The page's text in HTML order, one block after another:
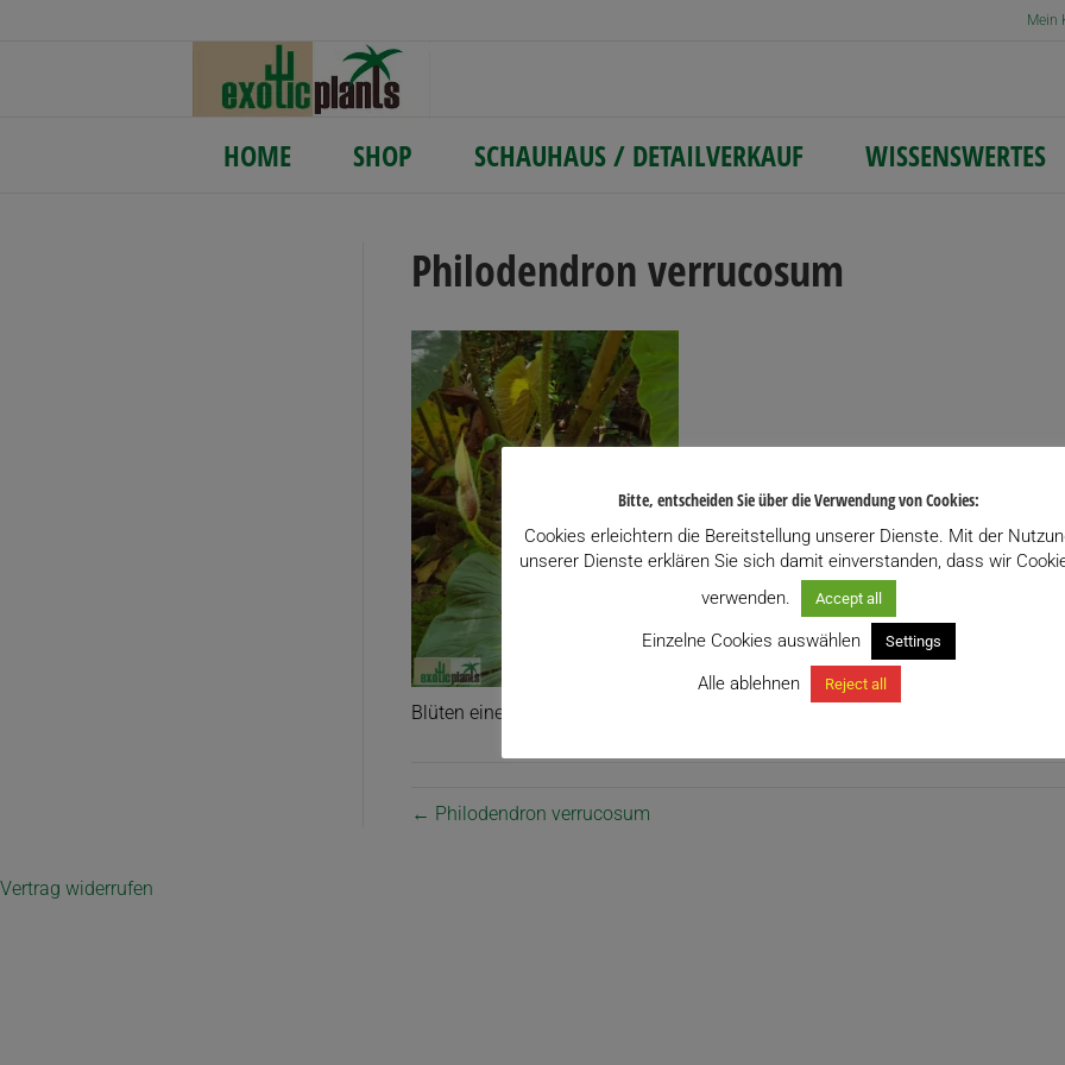
Mein
HOME SHOP SCHAUHAUS / DETAILVERKAUF WISSENSWERTES
Philodendron verrucosum
Blüten eines Philodendron verrucosum in Costa Rica
← Philodendron verrucosum
Vertrag widerrufen
Bitte, entscheiden Sie über die Verwendung von Cookies:
Cookies erleichtern die Bereitstellung unserer Dienste. Mit der
unserer Dienste erklären Sie sich damit einverstanden, dass wir
verwenden.
Accept all
Einzelne Cookies auswählen Settings
Alle ablehnen Reject all